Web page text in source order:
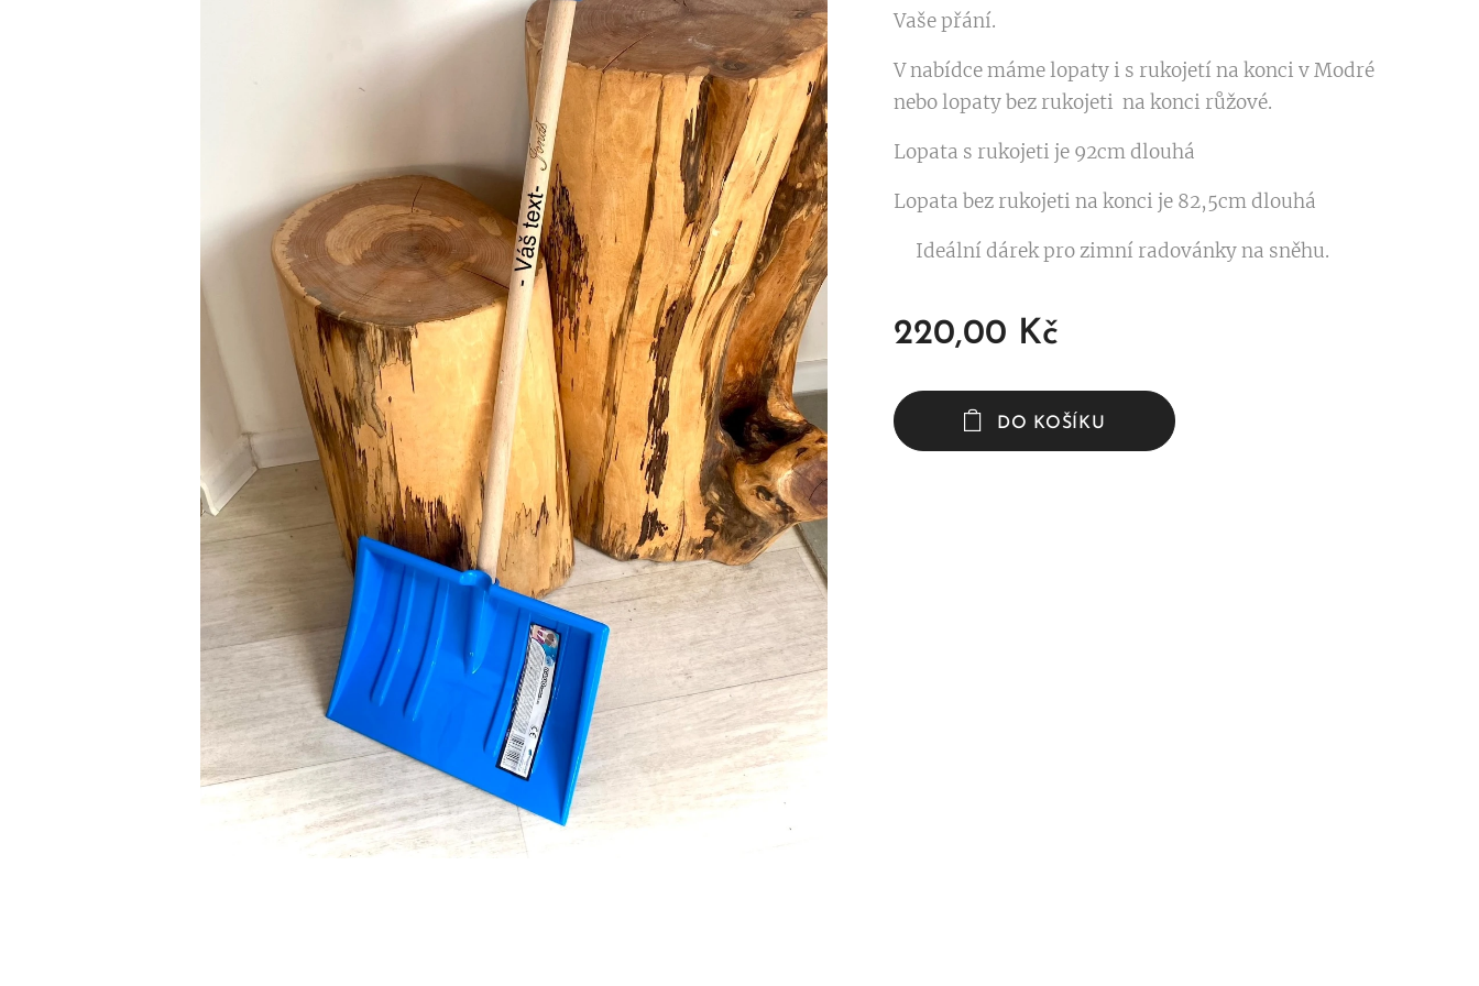
Vaše přání.
V nabídce máme lopaty i s rukojetí na konci v Modré
nebo lopaty bez rukojeti na konci růžové.
Lopata s rukojeti je 92cm dlouhá
Lopata bez rukojeti na konci je 82,5cm dlouhá
Ideální dárek pro zimní radovánky na sněhu.
220,00 Kč
DO KOŠÍKU